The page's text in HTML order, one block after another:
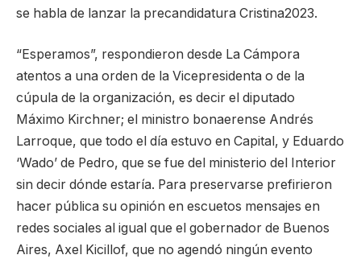
se habla de lanzar la precandidatura Cristina2023.
“Esperamos”, respondieron desde La Cámpora
atentos a una orden de la Vicepresidenta o de la
cúpula de la organización, es decir el diputado
Máximo Kirchner; el ministro bonaerense Andrés
Larroque, que todo el día estuvo en Capital, y Eduardo
‘Wado’ de Pedro, que se fue del ministerio del Interior
sin decir dónde estaría. Para preservarse prefirieron
hacer pública su opinión en escuetos mensajes en
redes sociales al igual que el gobernador de Buenos
Aires, Axel Kicillof, que no agendó ningún evento